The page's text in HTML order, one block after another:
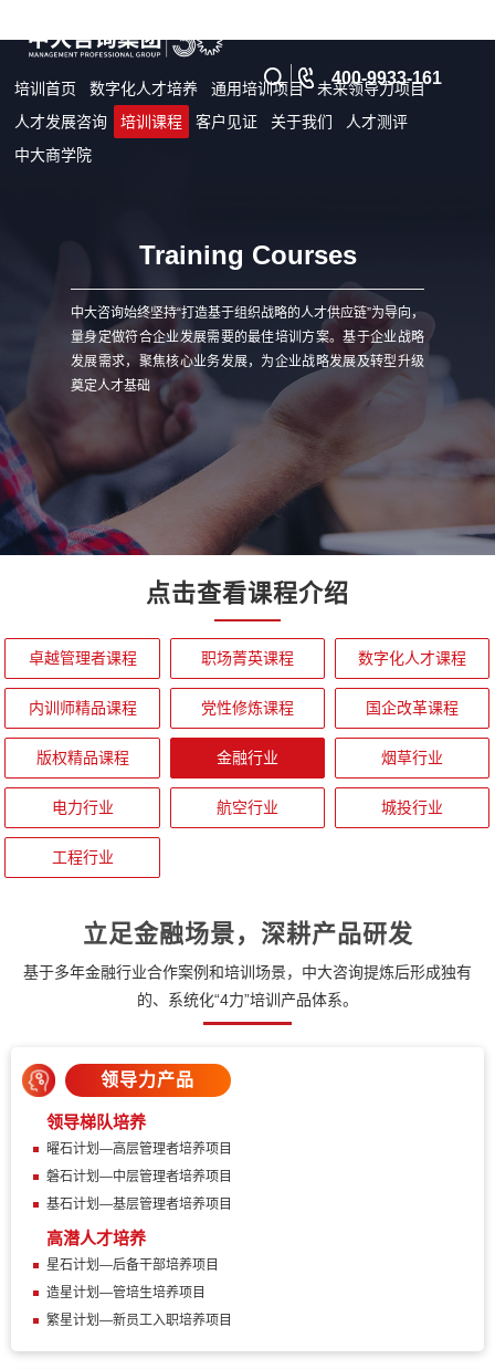
培训首页 数字化人才培养 通用培训项目
未来领导力项目
人才发展咨询
培训课程 客户见证 关于我们
人才测评
中大商学院
400-9933-161
Training Courses
中大咨询始终坚持“打造基于组织战略的人才供应链”为导向，
量身定做符合企业发展需要的最佳培训方案。基于企业战略
发展需求，聚焦核心业务发展，为企业战略发展及转型升级
奠定人才基础
点击查看课程介绍
卓越管理者课程 职场菁英课程 数字化人才课程
内训师精品课程 党性修炼课程 国企改革课程
版权精品课程 金融行业 烟草行业
电力行业 航空行业 城投行业
工程行业
立足金融场景，深耕产品研发
基于多年金融行业合作案例和培训场景，中大咨询提炼后形成独有
的、系统化“4力”培训产品体系。
领导力产品
领导梯队培养
曜石计划—高层管理者培养项目
磐石计划—中层管理者培养项目
基石计划—基层管理者培养项目
高潜人才培养
星石计划—后备干部培养项目
造星计划—管培生培养项目
繁星计划—新员工入职培养项目